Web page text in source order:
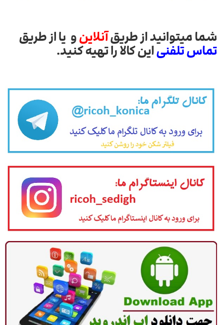
شما میتوانید از طریقآنلاینو یا از طریق
تماس تلفنیاین کالا را تهیه کنید.